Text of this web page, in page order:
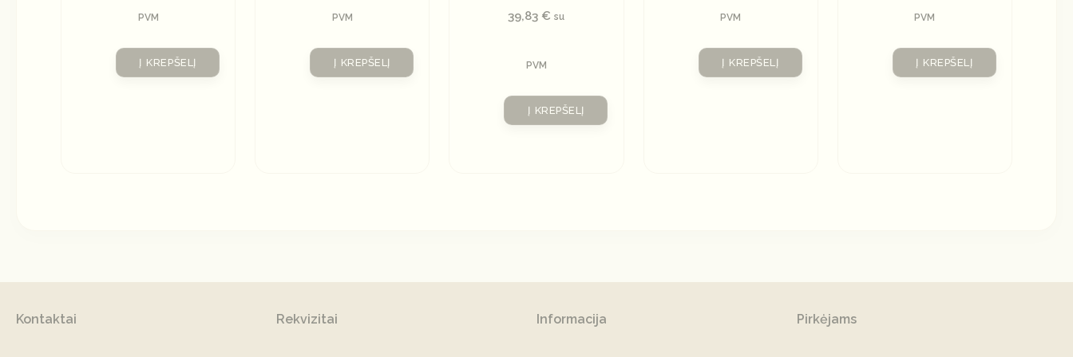
PVM
Į KREPŠELĮ
PVM
Į KREPŠELĮ
39,83 € su
PVM
Į KREPŠELĮ
PVM
Į KREPŠELĮ
PVM
Į KREPŠELĮ
Kontaktai Rekvizitai Informacija Pirkėjams